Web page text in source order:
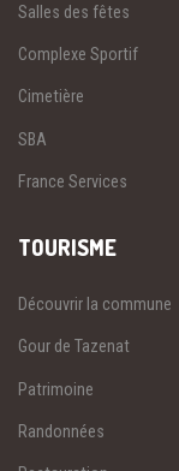
Salles des fêtes
Complexe Sportif
Cimetière
SBA
France Services
TOURISME
Découvrir la commune
Gour de Tazenat
Patrimoine
Randonnées